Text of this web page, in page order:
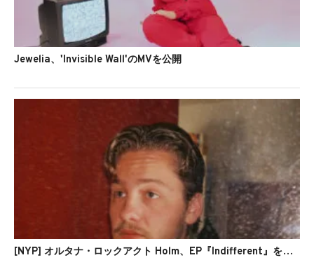
Jewelia、'Invisible Wall'のMVを公開
[NYP] オルタナ・ロックアクト Holm、EP『Indifferent』を発表